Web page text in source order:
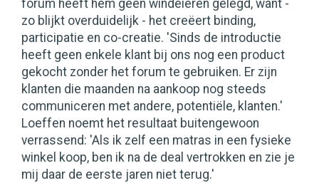
forum heeft hem geen windeieren gelegd, want -
zo blijkt overduidelijk - het creëert binding,
participatie en co-creatie. 'Sinds de introductie
heeft geen enkele klant bij ons nog een product
gekocht zonder het forum te gebruiken. Er zijn
klanten die maanden na aankoop nog steeds
communiceren met andere, potentiële, klanten.'
Loeffen noemt het resultaat buitengewoon
verrassend: 'Als ik zelf een matras in een fysieke
winkel koop, ben ik na de deal vertrokken en zie je
mij daar de eerste jaren niet terug.'